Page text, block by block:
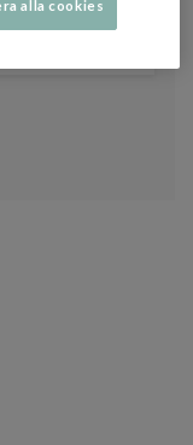
Se vår
uppgifter.
alla cookies